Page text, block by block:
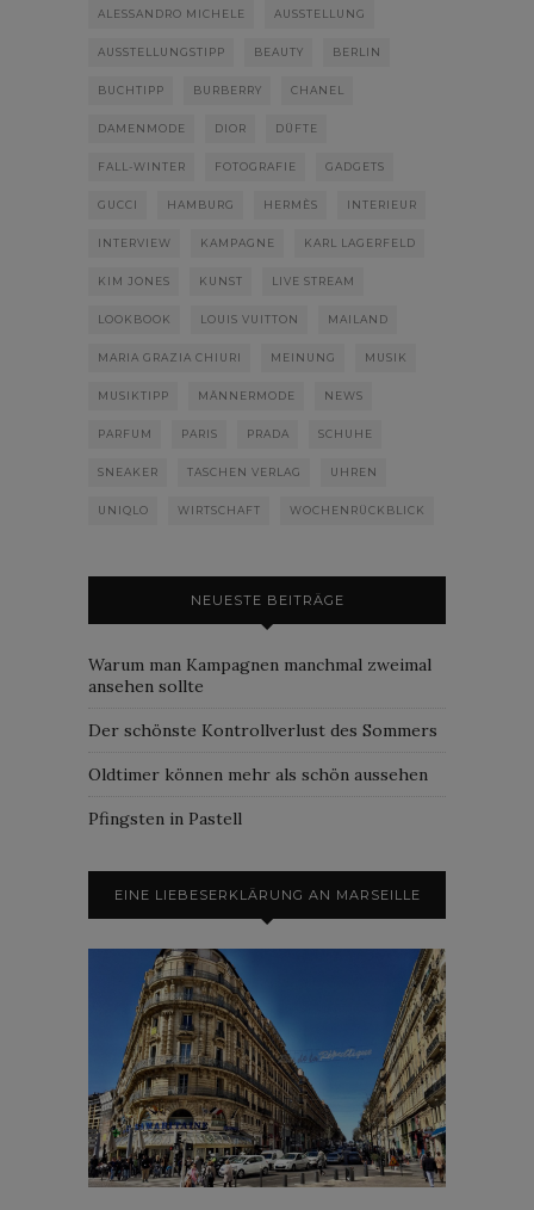
ALESSANDRO MICHELE AUSSTELLUNG
AUSSTELLUNGSTIPP BEAUTY BERLIN
BUCHTIPP BURBERRY CHANEL
DAMENMODE DIOR DÜFTE
FALL-WINTER FOTOGRAFIE GADGETS
GUCCI HAMBURG HERMÈS INTERIEUR
INTERVIEW KAMPAGNE KARL LAGERFELD
KIM JONES KUNST LIVE STREAM
LOOKBOOK LOUIS VUITTON MAILAND
MARIA GRAZIA CHIURI MEINUNG MUSIK
MUSIKTIPP MÄNNERMODE NEWS
PARFUM PARIS PRADA SCHUHE
SNEAKER TASCHEN VERLAG UHREN
UNIQLO WIRTSCHAFT WOCHENRÜCKBLICK
NEUESTE BEITRÄGE
Warum man Kampagnen manchmal zweimal
ansehen sollte
Der schönste Kontrollverlust des Sommers
Oldtimer können mehr als schön aussehen
Pfingsten in Pastell
EINE LIEBESERKLÄRUNG AN MARSEILLE